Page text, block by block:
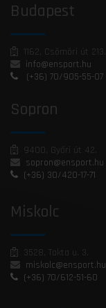
Budapest
1162, Csömöri út 213.
info@ensport.hu
(+36) 70/905-55-07
Sopron
9400, Győri út 42.
sopron@ensport.hu
(+36) 30/420-17-71
Miskolc
3528, Takta u. 3.
miskolc@ensport.hu
(+36) 70/612-51-60